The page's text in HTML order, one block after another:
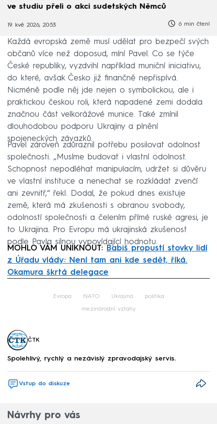
ve studiu přeli o akci sudetských Němců
19. kvě 2026, 20:53 6 min čtení
Každá evropská země musí udělat pro bezpečí svých
občanů více než doposud, míní Pavel. Co se týče
České republiky, vyzdvihl například muniční iniciativu,
do které, avšak Česko již finančně nepřispívá.
Nicméně podle něj jde nejen o symbolickou, ale i
praktickou českou roli, která napadené zemi dodala
značnou část velkorážové munice. Také zmínil
dlouhodobou podporu Ukrajiny a plnění
spojeneckých závazků.
Pavel zároveň zdůraznil potřebu posilovat odolnost
společnosti. „Musíme budovat i vlastní odolnost.
Schopnost nepodléhat manipulacím, udržet si důvěru
ve vlastní instituce a nenechat se rozkládat zvenčí
ani zevnitř,“ řekl. Dodal, že pokud dnes existuje
země, která má zkušenosti s obranou svobody,
odolností společnosti a čelením přímé ruské agresi, je
to Ukrajina. Pro Evropu má ukrajinská zkušenost
podle Pavla silnou vypovídající hodnotu.
MOHLO VÁM UNIKNOUT:
Babiš propustí stovky lidí
z Úřadu vlády: Není tam ani kde sedět, říká.
Okamura škrtá delegace
Evropa NATO Ukrajina politika
mezinárodní vztahy
ČTK
Spolehlivý, rychlý a nezávislý zpravodajský servis.
Vstup do diskuze
Návrhy pro vás